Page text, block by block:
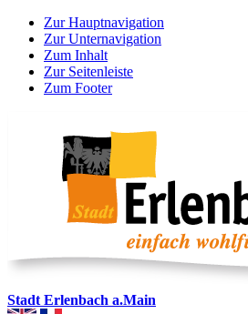
Zur Hauptnavigation
Zur Unternavigation
Zum Inhalt
Zur Seitenleiste
Zum Footer
Stadt Erlenbach a.Main